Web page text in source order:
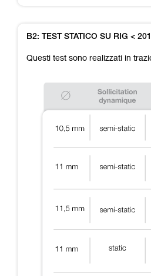
B2: TEST STATICO SU RIG <
Questi test sono realizzati in